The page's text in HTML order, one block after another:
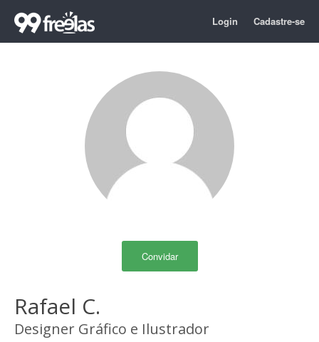
Login Cadastre-se
Convidar
Rafael C.
Designer Gráfico e Ilustrador